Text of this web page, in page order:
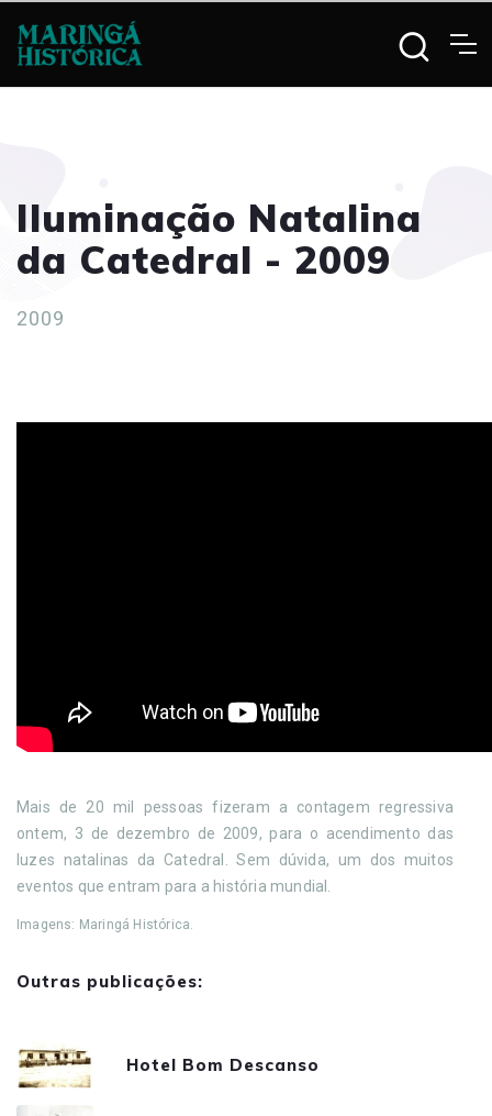
Iluminação Natalina
da Catedral - 2009
2009
Mais de 20 mil pessoas fizeram a contagem regressiva
ontem, 3 de dezembro de 2009, para o acendimento das
luzes natalinas da Catedral. Sem dúvida, um dos muitos
eventos que entram para a história mundial.
Imagens: Maringá Histórica.
Outras publicações:
Hotel Bom Descanso